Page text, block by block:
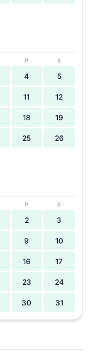
P S
4 5
11 12
18 19
25 26
P S
2 3
9 10
16 17
23 24
30 31